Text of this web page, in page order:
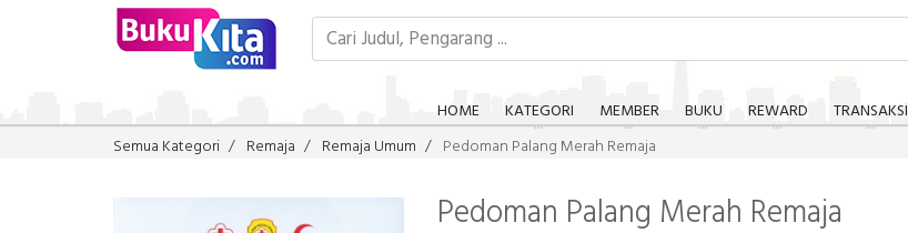
HOME KATEGORI MEMBER BUKU REWARD TRANSAKSI
Semua Kategori
Remaja Remaja Umum Pedoman Palang Merah Remaja
Pedoman Palang Merah Remaja